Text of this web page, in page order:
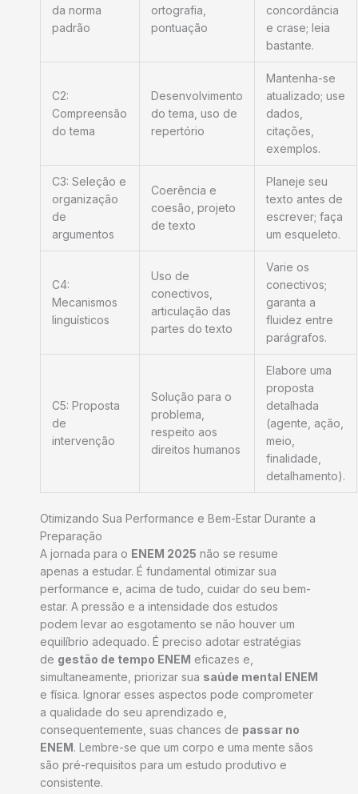
da norma
padrão
ortografia,
pontuação
concordância
e crase; leia
bastante.
C2:
Compreensão
do tema
Desenvolvimento
do tema, uso de
repertório
Mantenha-se
atualizado; use
dados,
citações,
exemplos.
C3: Seleção e
organização
de
argumentos
Coerência e
coesão, projeto
de texto
Planeje seu
texto antes de
escrever; faça
um esqueleto.
C4:
Mecanismos
linguísticos
Uso de
conectivos,
articulação das
partes do texto
Varie os
conectivos;
garanta a
fluidez entre
parágrafos.
C5: Proposta
de
intervenção
Solução para o
problema,
respeito aos
direitos humanos
Elabore uma
proposta
detalhada
(agente, ação,
meio,
finalidade,
detalhamento).
Otimizando Sua Performance e Bem-Estar Durante a
Preparação
A jornada para o ENEM 2025 não se resume
apenas a estudar. É fundamental otimizar sua
performance e, acima de tudo, cuidar do seu bem-
estar. A pressão e a intensidade dos estudos
podem levar ao esgotamento se não houver um
equilíbrio adequado. É preciso adotar estratégias
de gestão de tempo ENEM eficazes e,
simultaneamente, priorizar sua saúde mental ENEM
e física. Ignorar esses aspectos pode comprometer
a qualidade do seu aprendizado e,
consequentemente, suas chances de passar no
ENEM. Lembre-se que um corpo e uma mente sãos
são pré-requisitos para um estudo produtivo e
consistente.